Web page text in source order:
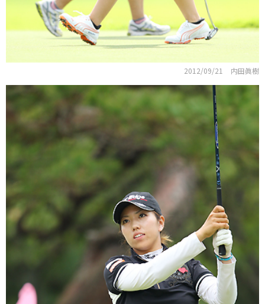
2012/09/21 内田眞樹